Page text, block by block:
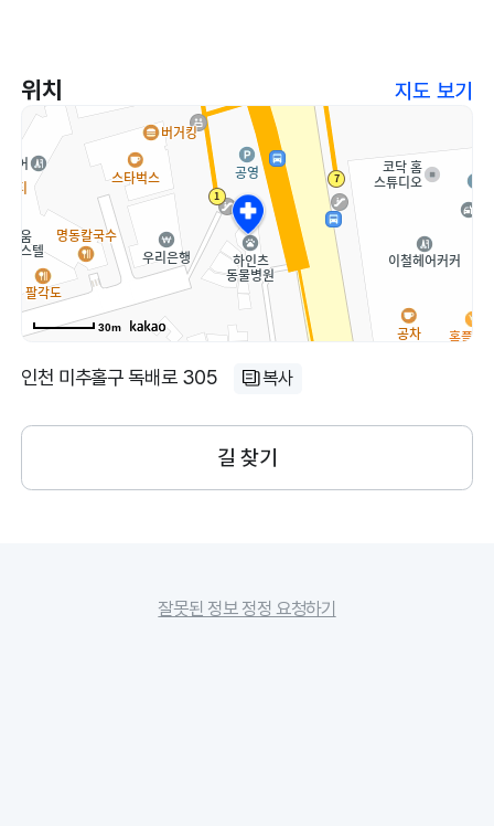
위치 지도 보기
30m
인천 미추홀구 독배로 305 복사
길 찾기
잘못된 정보 정정 요청하기